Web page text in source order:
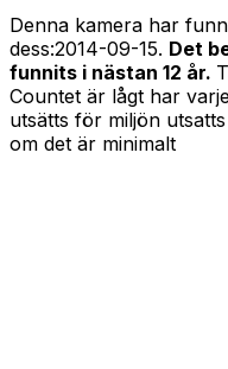
Denna kamera har
dess:2014-09-15. Det
funnits i nästan 12 år.
Countet är lågt har
utsätts för miljön
om det är minimalt